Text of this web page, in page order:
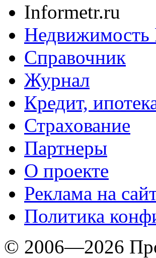
Informetr.ru
Недвижимость
Справочник
Журнал
Кредит,
Страхование
Партнеры
O проекте
Реклама на
Политика
© 2006—2026